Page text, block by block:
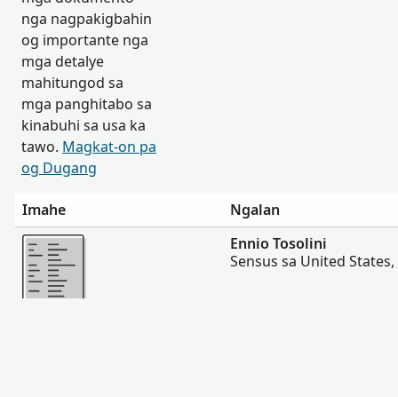
nga nagpakigbahin
og importante nga
mga detalye
mahitungod sa
mga panghitabo sa
kinabuhi sa usa ka
tawo. Magkat-on pa
og Dugang
Imahe
Ngalan
Dugang pa
Ennio Tosolini
Sensus sa United States,